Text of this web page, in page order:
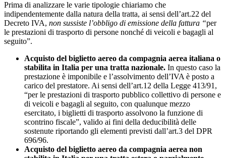
Prima di analizzare le varie tipologie chiariamo che
indipendentemente dalla natura della tratta, ai sensi dell’art.22 del
Decreto IVA, non sussiste l’obbligo di emissione della fattura “per
le prestazioni di trasporto di persone nonché di veicoli e bagagli al
seguito”.
Acquisto del biglietto aereo da compagnia aerea italiana o
stabilita in Italia per una tratta nazionale. In questo caso la
prestazione è imponibile e l’assolvimento dell’IVA è posto a
carico del prestatore. Ai sensi dell’art.12 della Legge 413/91,
“per le prestazioni di trasporto pubblico collettivo di persone e
di veicoli e bagagli al seguito, con qualunque mezzo
esercitato, i biglietti di trasporto assolvono la funzione di
scontrino fiscale”, valido ai fini della deducibilità delle
sostenute riportando gli elementi previsti dall’art.3 del DPR
696/96.
Acquisto del biglietto aereo da compagnia aerea non